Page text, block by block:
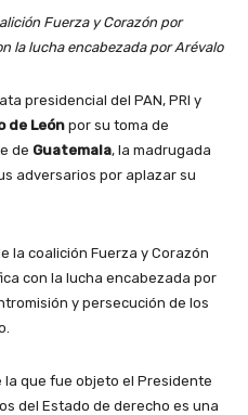
Fuerza y Corazón por
la lucha encabezada por Arévalo
presidencial del PAN, PRI y
de León por su toma de
de Guatemala, la madrugada
adversarios por aplazar su
la coalición Fuerza y Corazón
con la lucha encabezada por
y persecución de los
la que fue objeto el Presidente
del Estado de derecho es una